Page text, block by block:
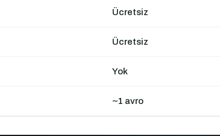
Ücretsiz
Ücretsiz
Yok
~1 avro